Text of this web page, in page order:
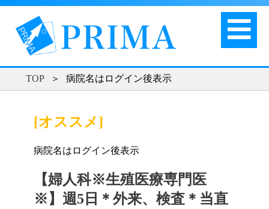
TOP ＞ 病院名はログイン後表示
[オススメ]
病院名はログイン後表示
【婦人科※生殖医療専門医
※】週5日＊外来、検査＊当直